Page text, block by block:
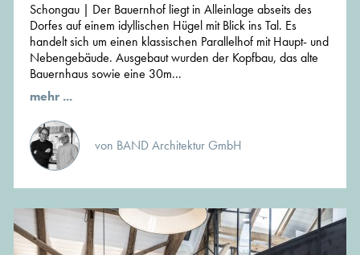
Schongau | Der Bauernhof liegt in Alleinlage abseits des
Dorfes auf einem idyllischen Hügel mit Blick ins Tal. Es
handelt sich um einen klassischen Parallelhof mit Haupt- und
Nebengebäude. Ausgebaut wurden der Kopfbau, das alte
Bauernhaus sowie eine 30m...
mehr ...
von BAND Architektur GmbH